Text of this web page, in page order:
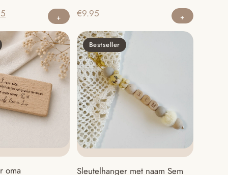
is:
€9.95.
€9.95
oma
Bestseller
Sleutelhanger met naam Sem